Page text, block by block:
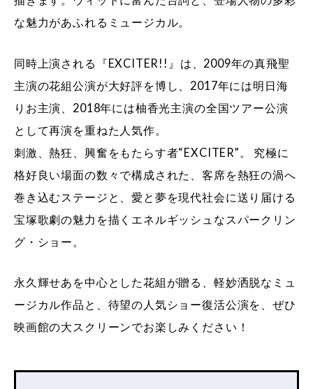
な魅力があふれるミュージカル。
同時上演される『EXCITER!!』は、2009年の真飛聖
主演の花組公演が大好評を博し、2017年には明日海
りお主演、2018年には柚香光主演の全国ツアー公演
として再演を重ねた人気作。
刺激、熱狂、興奮をもたらす者“EXCITER”。 究極に
格好良い場面の数々で構成された、客席を熱狂の渦へ
巻き込むステージと、愛と夢を現代社会に送り届ける
宝塚歌劇の魅力を描くエネルギッシュなスパークリン
グ・ショー。
永久輝せあを中心とした花組が贈る、軽妙洒脱なミュ
ージカル作品と、待望の人気ショー復活公演を、ぜひ
映画館の大スクリーンでお楽しみください！